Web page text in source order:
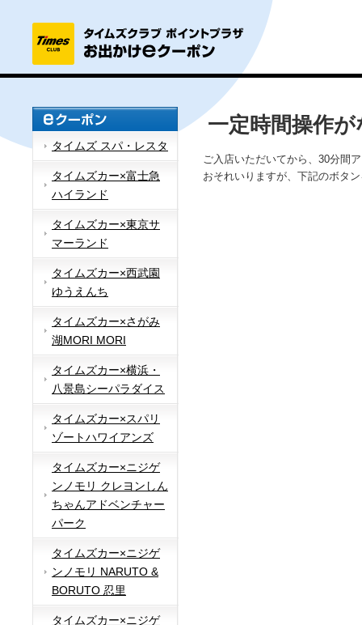
タイムズ スパ・レスタ
タイムズカー×富士急
ハイランド
タイムズカー×東京サ
マーランド
タイムズカー×西武園
ゆうえんち
タイムズカー×さがみ
湖MORI MORI
タイムズカー×横浜・
八景島シーパラダイス
タイムズカー×スパリ
ゾートハワイアンズ
タイムズカー×ニジゲ
ンノモリ クレヨンしん
ちゃんアドベンチャー
パーク
タイムズカー×ニジゲ
ンノモリ NARUTO &
BORUTO 忍里
タイムズカー×ニジゲ
一定時間操作
ご入店いただいてから、30分間
おそれいりますが、下記のボタ